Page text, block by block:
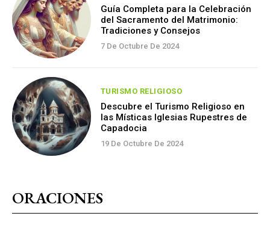
Guía Completa para la Celebración
del Sacramento del Matrimonio:
Tradiciones y Consejos
7 De Octubre De 2024
TURISMO RELIGIOSO
Descubre el Turismo Religioso en
las Místicas Iglesias Rupestres de
Capadocia
19 De Octubre De 2024
ORACIONES